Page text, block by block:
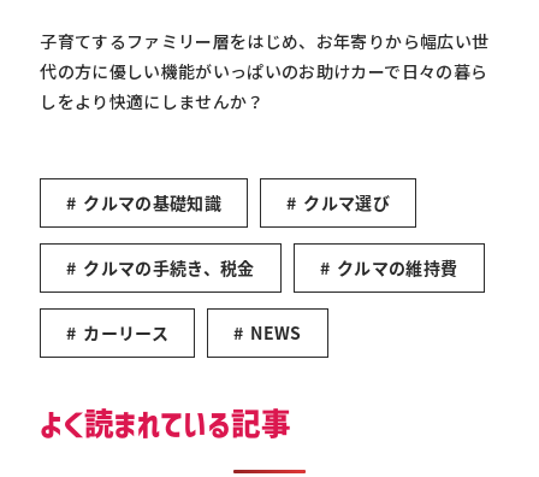
子育てするファミリー層をはじめ、お年寄りから幅広い世
代の方に優しい機能がいっぱいのお助けカーで日々の暮ら
しをより快適にしませんか？
クルマの基礎知識 クルマ選び
クルマの手続き、税金 クルマの維持費
カーリース NEWS
よく読まれている記事